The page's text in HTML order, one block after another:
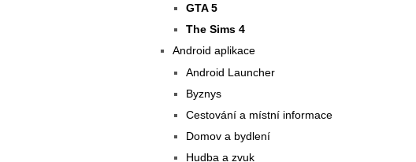
GTA 5
The Sims 4
Android aplikace
Android Launcher
Byznys
Cestování a místní informace
Domov a bydlení
Hudba a zvuk